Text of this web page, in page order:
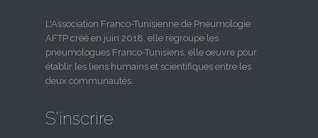
L'Association Franco-Tunisienne de Pneumologie
AFTP créé en juin 2018, elle regroupe les
pneumologues Franco-Tunisiens, elle oeuvre pour
établir les liens humains et scientifiques entre les
deux communautés.
S'inscrire